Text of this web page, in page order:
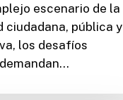
escenario de la
ciudadana, pública y
los desafíos